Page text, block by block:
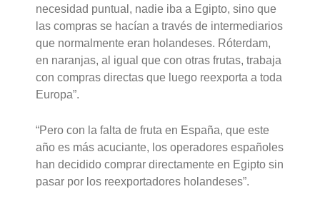
necesidad puntual, nadie iba a Egipto, sino que
las compras se hacían a través de intermediarios
que normalmente eran holandeses. Róterdam,
en naranjas, al igual que con otras frutas, trabaja
con compras directas que luego reexporta a toda
Europa”.
“Pero con la falta de fruta en España, que este
año es más acuciante, los operadores españoles
han decidido comprar directamente en Egipto sin
pasar por los reexportadores holandeses”.